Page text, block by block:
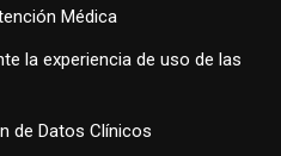
Médica
la experiencia de uso de las
de Datos Clínicos